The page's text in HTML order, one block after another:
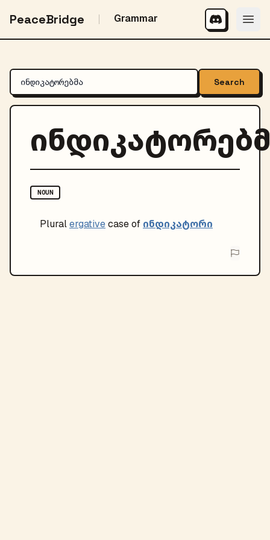
PeaceBridge Grammar
Search
NOUN
Pluralergativecase of ინდიკატორი